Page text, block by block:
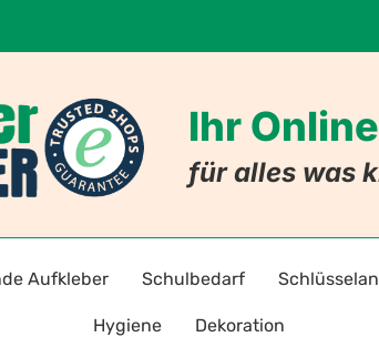
Ihr
für alles was
Aufkleber Schulbedarf
Hygiene Dekoration